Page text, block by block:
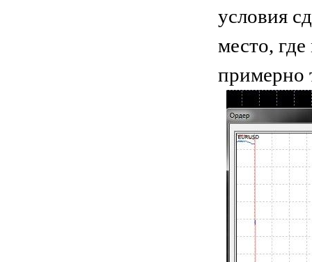
условия
место,
примерно